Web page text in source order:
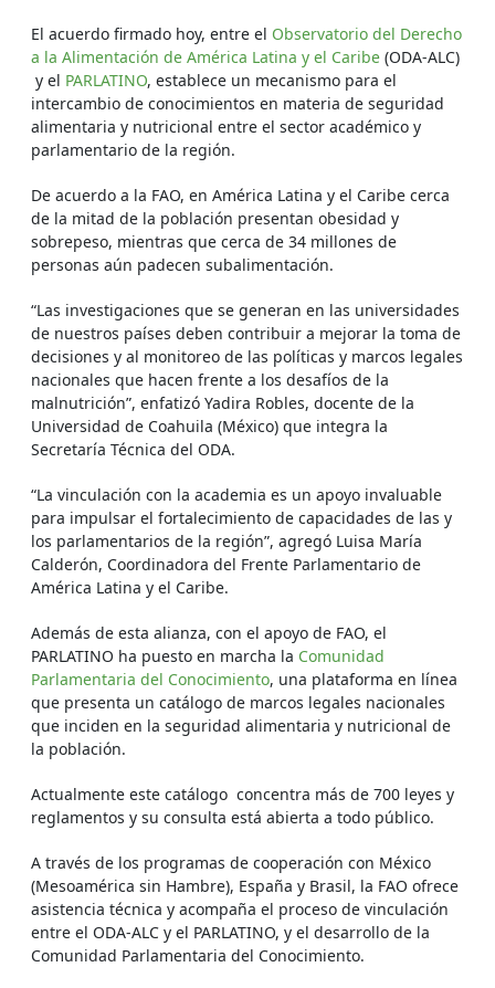
El acuerdo firmado hoy, entre el Observatorio del Derecho
a la Alimentación de América Latina y el Caribe (ODA-ALC)
y el PARLATINO, establece un mecanismo para el
intercambio de conocimientos en materia de seguridad
alimentaria y nutricional entre el sector académico y
parlamentario de la región.
De acuerdo a la FAO, en América Latina y el Caribe cerca
de la mitad de la población presentan obesidad y
sobrepeso, mientras que cerca de 34 millones de
personas aún padecen subalimentación.
“Las investigaciones que se generan en las universidades
de nuestros países deben contribuir a mejorar la toma de
decisiones y al monitoreo de las políticas y marcos legales
nacionales que hacen frente a los desafíos de la
malnutrición”, enfatizó Yadira Robles, docente de la
Universidad de Coahuila (México) que integra la
Secretaría Técnica del ODA.
“La vinculación con la academia es un apoyo invaluable
para impulsar el fortalecimiento de capacidades de las y
los parlamentarios de la región”, agregó Luisa María
Calderón, Coordinadora del Frente Parlamentario de
América Latina y el Caribe.
Además de esta alianza, con el apoyo de FAO, el
PARLATINO ha puesto en marcha la Comunidad
Parlamentaria del Conocimiento, una plataforma en línea
que presenta un catálogo de marcos legales nacionales
que inciden en la seguridad alimentaria y nutricional de
la población.
Actualmente este catálogo concentra más de 700 leyes y
reglamentos y su consulta está abierta a todo público.
A través de los programas de cooperación con México
(Mesoamérica sin Hambre), España y Brasil, la FAO ofrece
asistencia técnica y acompaña el proceso de vinculación
entre el ODA-ALC y el PARLATINO, y el desarrollo de la
Comunidad Parlamentaria del Conocimiento.